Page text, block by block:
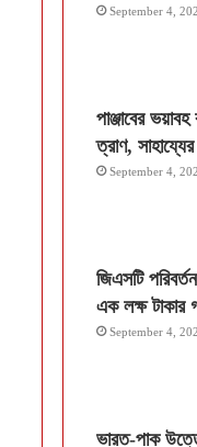
September 4,
পাঞ্জাবের
ত্রাণ,
September 4,
জিএসটি
এক লক্ষ টাকার
September 4,
ভারত-পাক